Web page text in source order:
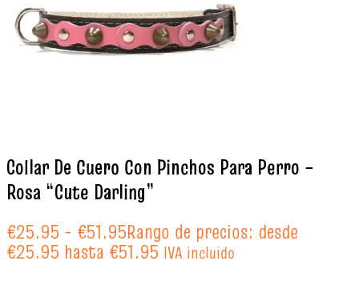
Collar De Cuero Con Pinchos Para Perro –
Rosa “Cute Darling”
€25.95 - €51.95Rango de precios: desde
€25.95 hasta €51.95 IVA incluido